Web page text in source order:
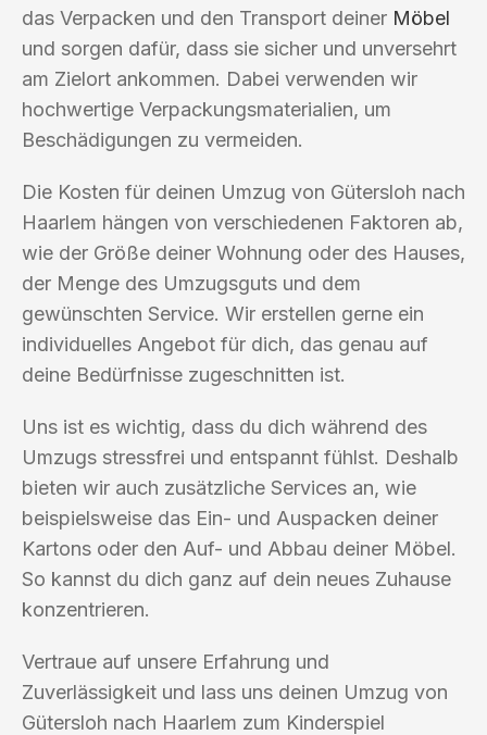
das Verpacken und den Transport deiner Möbel
und sorgen dafür, dass sie sicher und unversehrt
am Zielort ankommen. Dabei verwenden wir
hochwertige Verpackungsmaterialien, um
Beschädigungen zu vermeiden.
Die Kosten für deinen Umzug von Gütersloh nach
Haarlem hängen von verschiedenen Faktoren ab,
wie der Größe deiner Wohnung oder des Hauses,
der Menge des Umzugsguts und dem
gewünschten Service. Wir erstellen gerne ein
individuelles Angebot für dich, das genau auf
deine Bedürfnisse zugeschnitten ist.
Uns ist es wichtig, dass du dich während des
Umzugs stressfrei und entspannt fühlst. Deshalb
bieten wir auch zusätzliche Services an, wie
beispielsweise das Ein- und Auspacken deiner
Kartons oder den Auf- und Abbau deiner Möbel.
So kannst du dich ganz auf dein neues Zuhause
konzentrieren.
Vertraue auf unsere Erfahrung und
Zuverlässigkeit und lass uns deinen Umzug von
Gütersloh nach Haarlem zum Kinderspiel